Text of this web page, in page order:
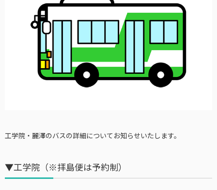
工学院・麗澤のバスの詳細についてお知らせいたします。
▼工学院（※拝島便は予約制）